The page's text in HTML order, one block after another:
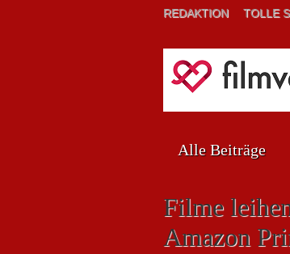
REDAKTION TOLLE
Alle Beiträge
Filme
Amazon